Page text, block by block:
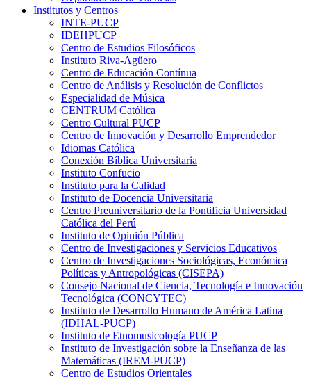
Institutos y Centros
INTE-PUCP
IDEHPUCP
Centro de Estudios Filosóficos
Instituto Riva-Agüero
Centro de Educación Contínua
Centro de Análisis y Resolución de Conflictos
Especialidad de Música
CENTRUM Católica
Centro Cultural PUCP
Centro de Innovación y Desarrollo Emprendedor
Idiomas Católica
Conexión Bíblica Universitaria
Instituto Confucio
Instituto para la Calidad
Instituto de Docencia Universitaria
Centro Preuniversitario de la Pontificia Universidad
Católica del Perú
Instituto de Opinión Pública
Centro de Investigaciones y Servicios Educativos
Centro de Investigaciones Sociológicas, Económica
Políticas y Antropológicas (CISEPA)
Consejo Nacional de Ciencia, Tecnología e Innovación
Tecnológica (CONCYTEC)
Instituto de Desarrollo Humano de América Latina
(IDHAL-PUCP)
Instituto de Etnomusicología PUCP
Instituto de Investigación sobre la Enseñanza de las
Matemáticas (IREM-PUCP)
Centro de Estudios Orientales